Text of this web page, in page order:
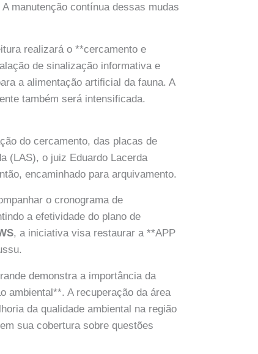
manutenção contínua dessas mudas
realizará o **cercamento e
de sinalização informativa e
a alimentação artificial da fauna. A
também será intensificada.
do cercamento, das placas de
(LAS), o juiz Eduardo Lacerda
encaminhado para arquivamento.
o cronograma de
a efetividade do plano de
, a iniciativa visa restaurar a **APP
demonstra a importância da
ambiental**. A recuperação da área
da qualidade ambiental na região
em sua cobertura sobre questões